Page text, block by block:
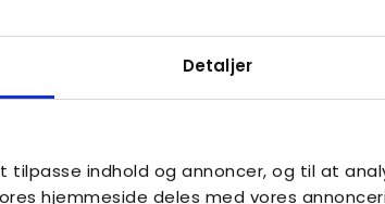
Detaljer
tilpasse indhold og annoncer, og til at
hjemmeside deles med vores
møde med Gitte.
helt styr på hvad hun lavede.
massage